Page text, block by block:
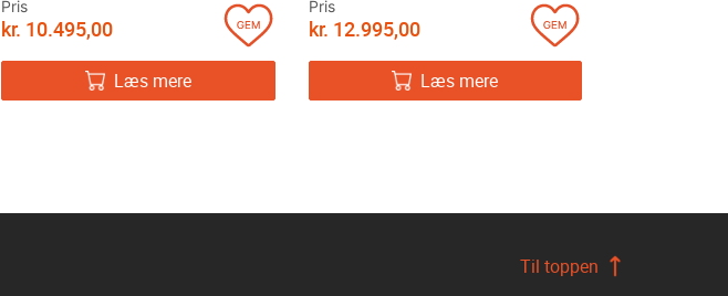
Pris
kr. 10.495,00
Læs mere
Pris
kr. 12.995,00
Læs mere
Til toppen